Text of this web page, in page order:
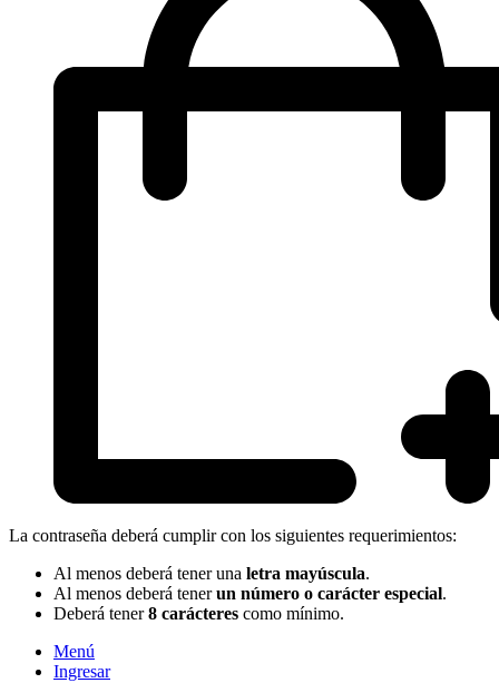
La contraseña deberá cumplir con los siguientes requerimientos:
Al menos deberá tener una letra mayúscula.
Al menos deberá tenerun número o carácter especial.
Deberá tener8 carácteres como mínimo.
Menú
Ingresar